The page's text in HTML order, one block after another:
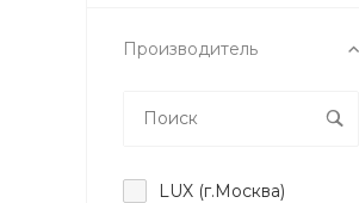
Производитель
LUX (г.Москва)